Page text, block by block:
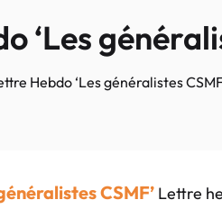
‘Les
Hebdo ‘Les généralistes
CSMF’ Lettre